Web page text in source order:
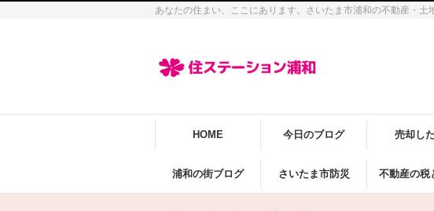
あなたの住まい、ここにあります。さいたま市浦和の不動産・土
HOME 今日のブログ 売却し
浦和の街ブログ さいたま市防災 不動産の税